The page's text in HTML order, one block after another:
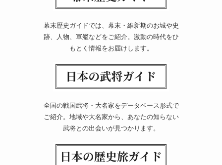
幕末歴史ガイドでは、幕末・維新期のお城や史
跡、人物、軍艦などをご紹介。激動の時代をひ
もとく情報をお届けします。
全国の戦国武将・大名家をデータベース形式で
ご紹介。地域や大名家から、あなたの知らない
武将との出会いが見つかります。